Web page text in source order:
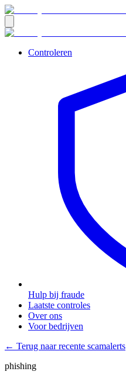
Controleren
Hulp bij fraude
Laatste controles
Over ons
Voor bedrijven
← Terug naar recente scamalerts
phishing